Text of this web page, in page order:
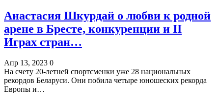
Анастасия Шкурдай о любви к родной
арене в Бресте, конкуренции и II
Играх стран…
Апр 13, 2023 0
На счету 20-летней спортсменки уже 28 национальных
рекордов Беларуси. Они побила четыре юношеских рекорда
Европы и…